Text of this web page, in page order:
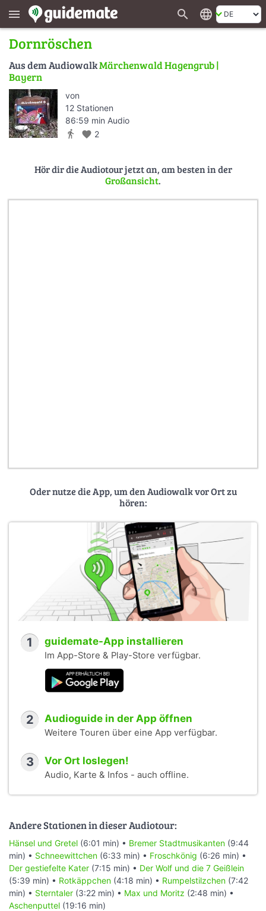
menu search language
Dornröschen
Aus dem AudiowalkMärchenwald Hagengrub |
Bayern
von
12 Stationen
86:59 min Audio
directions_walk favorite 2
Hör dir die Audiotour jetzt an, am besten in der
Großansicht.
Oder nutze die App, um den Audiowalk vor Ort zu
hören:
1 guidemate-App installieren
Im App-Store & Play-Store verfügbar.
2 Audioguide in der App öffnen
Weitere Touren über eine App verfügbar.
3 Vor Ort loslegen!
Audio, Karte & Infos - auch offline.
Andere Stationen in dieser Audiotour:
Hänsel und Gretel (6:01 min) • Bremer Stadtmusikanten (9:44
min) • Schneewittchen (6:33 min) • Froschkönig (6:26 min) •
Der gestiefelte Kater (7:15 min) • Der Wolf und die 7 Geißlein
(5:39 min) • Rotkäppchen (4:18 min) • Rumpelstilzchen (7:42
min) • Sterntaler (3:22 min) • Max und Moritz (2:48 min) •
Aschenputtel (19:16 min)